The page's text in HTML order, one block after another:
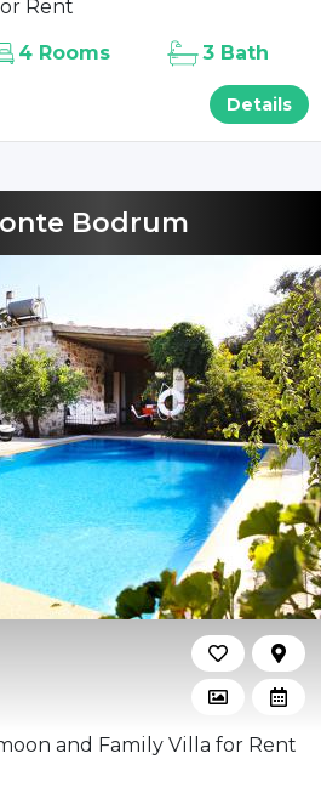
Rent
Details
4 Rooms 3 Bath
Bodrum
and Family Villa for Rent